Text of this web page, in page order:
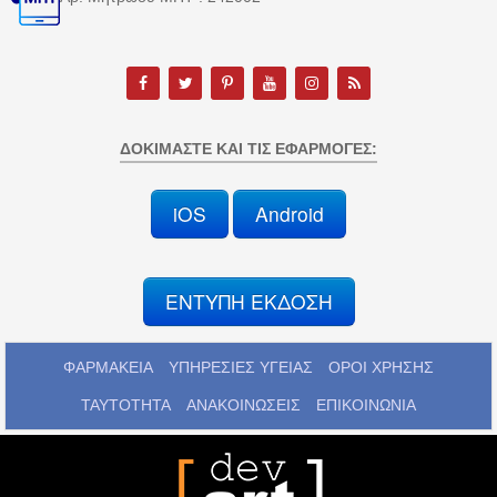
ΔΟΚΙΜΆΣΤΕ ΚΑΙ ΤΙΣ ΕΦΑΡΜΟΓΈΣ:
iOS Android
ΕΝΤΥΠΗ ΕΚΔΟΣΗ
ΦΑΡΜΑΚΕΙΑ ΥΠΗΡΕΣΙΕΣ ΥΓΕΙΑΣ ΟΡΟΙ ΧΡΗΣΗΣ
ΤΑΥΤΟΤΗΤΑ ΑΝΑΚΟΙΝΩΣΕΙΣ ΕΠΙΚΟΙΝΩΝΙΑ